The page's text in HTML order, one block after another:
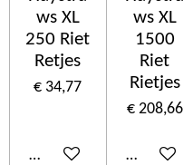
ws XL
250 Riet
Retjes
€ 34,77
In winkelwagen
ws XL
1500
Riet
Rietjes
€ 208,66
In